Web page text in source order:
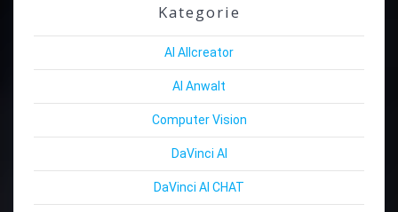
Kategorie
AI Allcreator
AI Anwalt
Computer Vision
DaVinci AI
DaVinci AI CHAT